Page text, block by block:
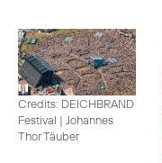
Credits: DEICHBRAND
Festival | Johannes
Thor Täuber